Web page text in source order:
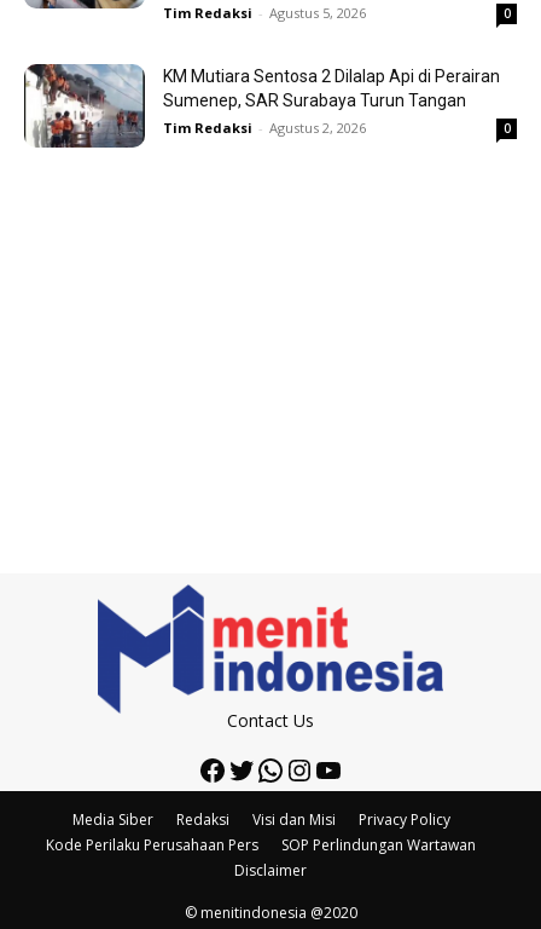
Tim Redaksi - Agustus 5, 2026 0
KM Mutiara Sentosa 2 Dilalap Api di Perairan
Sumenep, SAR Surabaya Turun Tangan
Tim Redaksi - Agustus 2, 2026 0
Contact Us
Facebook
Twitter
WhatsApp
Instagram
YouTube
Media Siber Redaksi Visi dan Misi
Privacy Policy
Kode Perilaku Perusahaan Pers
SOP Perlindungan Wartawan
Disclaimer
© menitindonesia @2020